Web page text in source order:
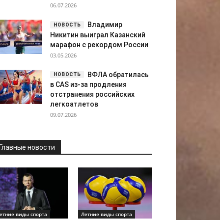
06.07.2026
Владимир
Никитин выиграл Казанский
марафон с рекордом России
03.05.2026
ВФЛА обратилась
в CAS из-за продления
отстранения российских
легкоатлетов
09.07.2026
новости
виды спорта Летние виды спорта